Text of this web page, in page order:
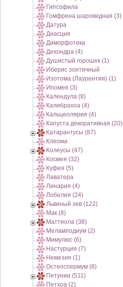
Гипсофила
Гомфрена шаровидная (3)
Датура
Диасция
Диморфотека
Дихондра (4)
Душистый горошек (1)
Иберис зонтичный
Изотома (Лаурентия) (1)
Ипомея (3)
Календула (8)
Калибрахоа (4)
Кальцеолярия (4)
Капуста декоративная (20)
Катарантусы (87)
Клеома
Колеусы (47)
Космея (32)
Куфея (5)
Лаватера
Линария (4)
Лобелия (24)
Львиный зев (122)
Мак (8)
Маттиола (38)
Меламподиум (2)
Мимулюс (6)
Настурция (7)
Немезия (1)
Остеоспермум (8)
Петунии (511)
Петхоа (2)